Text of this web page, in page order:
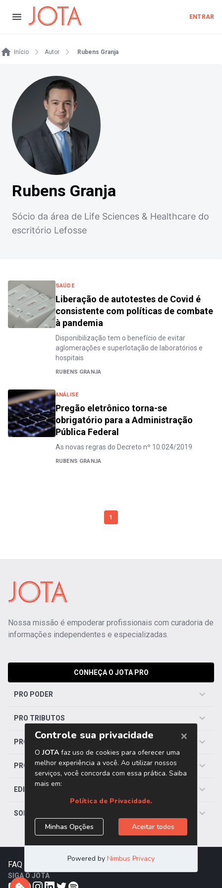
ENTRAR
Início Autor Rubens Granja
Rubens Granja
Sócio da área de Life Sciences & Healthcare do
escritório Lefosse
SAÚDE
Liberação de autotestes de Covid é
consistente com políticas de combate
à pandemia
Disponibilização tem o benefício de evitar
aglomerações e superlotação de laboratórios e
hospitais
RUBENS GRANJA
ANÁLISE
Pregão eletrônico torna-se
obrigatório para a Administração
Pública Federal
As novas regras do Decreto nº 10.024/2019
RUBENS GRANJA
1
Nossa missão é empoderar profissionais com curadoria de
informações independentes e especializadas.
CONHEÇA O JOTA PRO
PRO PODER
PRO TRIBUTOS
PRO TRABALHISTA
PRO SAÚDE
EDITORIAS
SOBRE O JOTA
FAQ Trabalhe Conosco
SIGA O JOTA